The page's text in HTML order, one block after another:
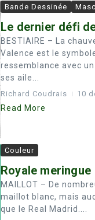
Bande Dessinée
Le dernier défi
BESTIAIRE – La
Valence est le
ressemblance avec
ses aile...
Richard Coudrais 10
Read More
Couleur
Royale meringue
MAILLOT – De
maillot blanc, mais
que le Real Madrid....